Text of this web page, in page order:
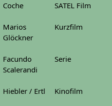
Coche
SATEL Film
Marios
Glöckner
Kurzfilm
Facundo
Scalerandi
Serie
Hiebler / Ertl Kinofilm